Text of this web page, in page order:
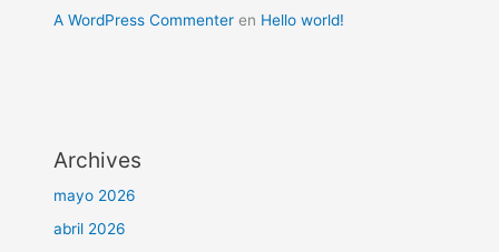
A WordPress Commenter en Hello world!
Archives
mayo 2026
abril 2026